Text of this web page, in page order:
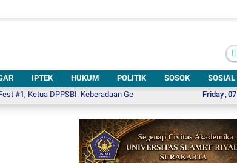
IPTEK HUKUM POLITIK SOSOK
SOSIAL
Friday,07
DPPSBI: Keberadaan Gedung Kesenian di Solo Sangat Mendesak